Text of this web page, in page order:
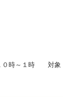
時～１時 対象